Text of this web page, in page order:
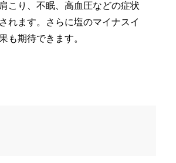
こり、不眠、高血圧などの症状
れます。さらに塩のマイナスイ
も期待できます。